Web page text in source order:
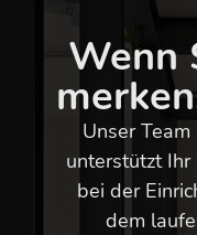
Wenn
Unser
unterstützt Ihr
bei der
dem